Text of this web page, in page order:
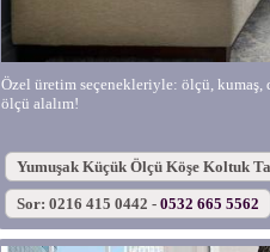
Özel üretim seçenekleriyle: ölçü, kumaş,
ölçü alalım!
Yumuşak Küçük Ölçü Köşe Koltuk
Sor: 0216 415 0442 -0532 665 5562